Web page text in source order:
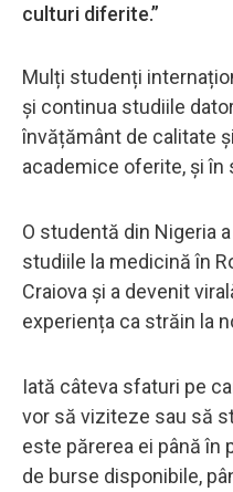
culturi diferite.”
Mulți studenți
și continua studiile
învățământ de calitate
academice oferite, și
O studentă din Nigeria
studiile la medicină în
Craiova și a devenit
experiența ca străin la
Iată câteva sfaturi pe
vor să viziteze sau să
este părerea ei până în
de burse disponibile,